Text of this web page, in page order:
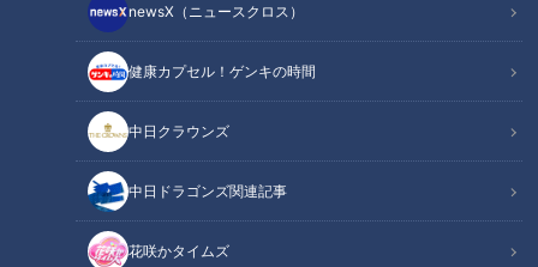
newsX（ニュースクロス）
健康カプセル！ゲンキの時間
中日クラウンズ
中日ドラゴンズ関連記事
花咲かタイムズ
記事に戻る